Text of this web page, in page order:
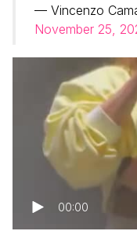
— Vincenzo
November 25,
00:00